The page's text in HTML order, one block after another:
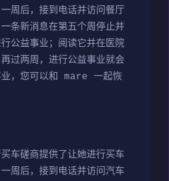
周后，接到电话并访问餐厅
条新消息在第五个周停止并
公益事业；阅读它并在医院
过两周，进行公益事业就会
业，您可以和 mare 一起恢
车磋商提供了让她进行买车
周后，接到电话并访问汽车